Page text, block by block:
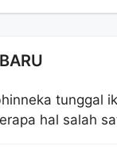
tunggal
hal salah